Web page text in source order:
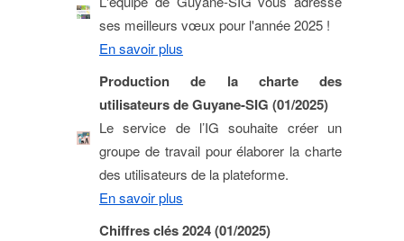
ses meilleurs vœux pour l'année 2025 !
En savoir plus
Production de la charte des
utilisateurs de Guyane-SIG (01/2025)
Le service de l’IG souhaite créer un
groupe de travail pour élaborer la charte
des utilisateurs de la plateforme.
En savoir plus
Chiffres clés 2024 (01/2025)